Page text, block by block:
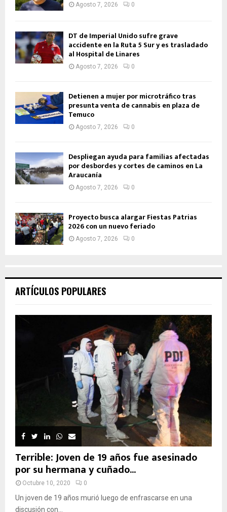
Agosto 7, 2026 0
DT de Imperial Unido sufre grave
accidente en la Ruta 5 Sur y es trasladado
al Hospital de Linares
Agosto 7, 2026 0
Detienen a mujer por microtráfico tras
presunta venta de cannabis en plaza de
Temuco
Agosto 7, 2026 0
Despliegan ayuda para familias afectadas
por desbordes y cortes de caminos en La
Araucanía
Agosto 7, 2026 0
Proyecto busca alargar Fiestas Patrias
2026 con un nuevo feriado
Agosto 7, 2026 0
ARTÍCULOS POPULARES
Terrible: Joven de 19 años fue asesinado
por su hermana y cuñado...
Octubre 10, 2020 0
Un joven de 19 años murió luego de enfrascarse en una
discusión con...